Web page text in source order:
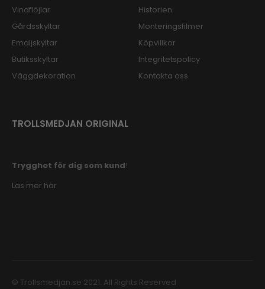
Vindflöjlar
Gårdsskyltar
Emaljskyltar
Butiksskyltar
Väggdekoration
Historien
Monteringsfilmer
Köpvillkor
Integritetspolicy
Kontakta oss
TROLLSMEDJAN ORIGINAL
Trygghet för dig som kund!
Läs mer här
© Trollsmedjan.se 2021. All Rights Reserved